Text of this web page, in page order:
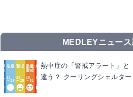
MEDLEYニュー
熱中症の「警戒アラート」と
違う？ クーリングシェルター